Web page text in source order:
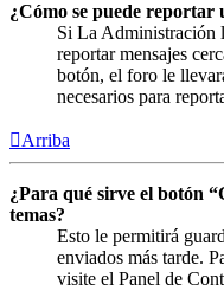
¿Cómo se puede reportar
Si La Administración
reportar mensajes
botón, el foro le
necesarios para
Arriba
¿Para qué sirve el botón
temas?
Esto le permitirá
enviados más tarde.
visite el Panel de